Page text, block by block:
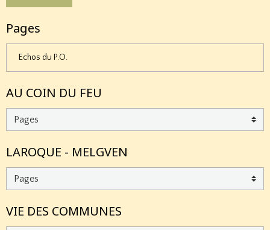
Pages
Echos du P.O.
AU COIN DU FEU
LAROQUE - MELGVEN
VIE DES COMMUNES